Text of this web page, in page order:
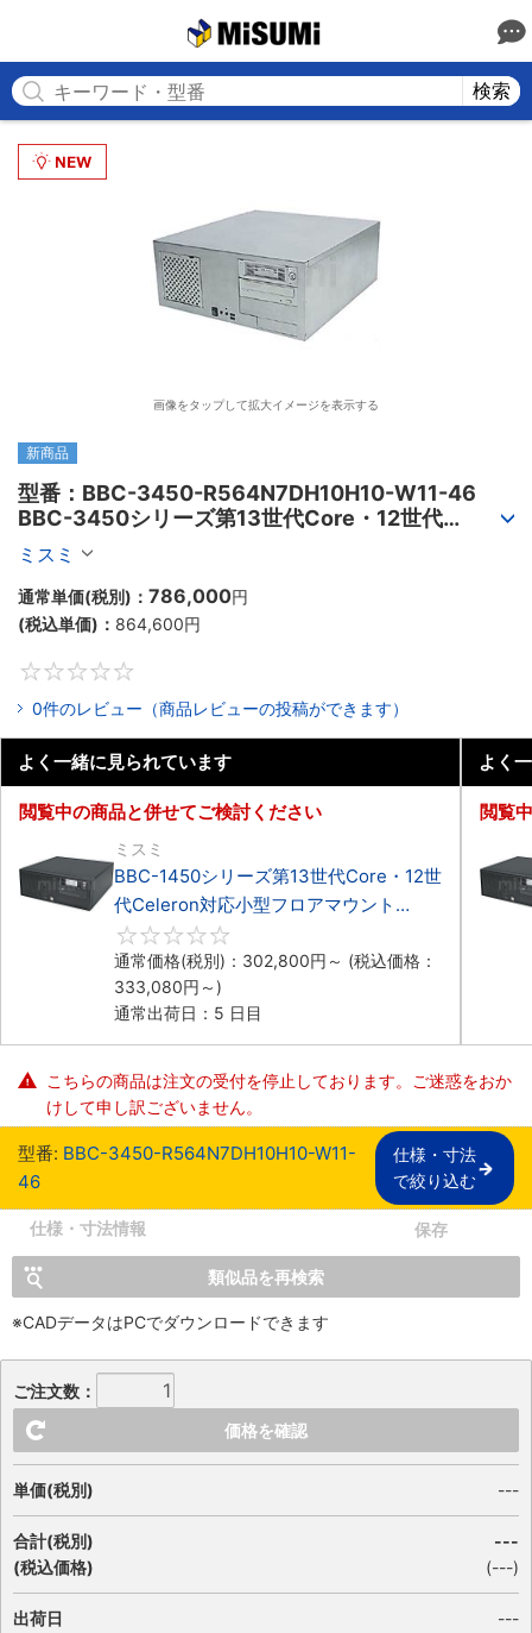
検索
画像をタップして拡大イメージを表示する
新商品
型番：BBC-3450-R564N7DH10H10-W11-46
BBC-3450シリーズ第13世代Core・12世代
Celeron対応フロアマウント4PCIe
ミスミ
通常単価(税別)： 786,000円
(税込単価)： 864,600円
0件のレビュー（商品レビューの投稿ができます）
よく一緒に見られています
閲覧中の商品と併せてご検討ください
ミスミ
BBC-1450シリーズ第13世代Core・12世
代Celeron対応小型フロアマウント
4PCIe
通常価格(税別)： 302,800円 ～ (税込価格：
333,080円 ～)
通常出荷日：5 日目
よく
閲覧
こちらの商品は注文の受付を停止しております。ご迷惑をおか
けして申し訳ございません。
型番: BBC-3450-R564N7DH10H10-W11-
46
仕様・寸法
で絞り込む
仕様・寸法情報 保存
類似品を再検索
※CADデータはPCでダウンロードできます
ご注文数：
価格を確認
単価(税別) ---
合計(税別)
(税込価格)
---
(---)
出荷日
---